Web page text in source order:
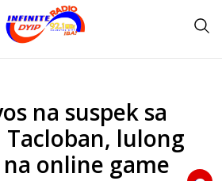
na suspek sa
Tacloban, lulong
online game